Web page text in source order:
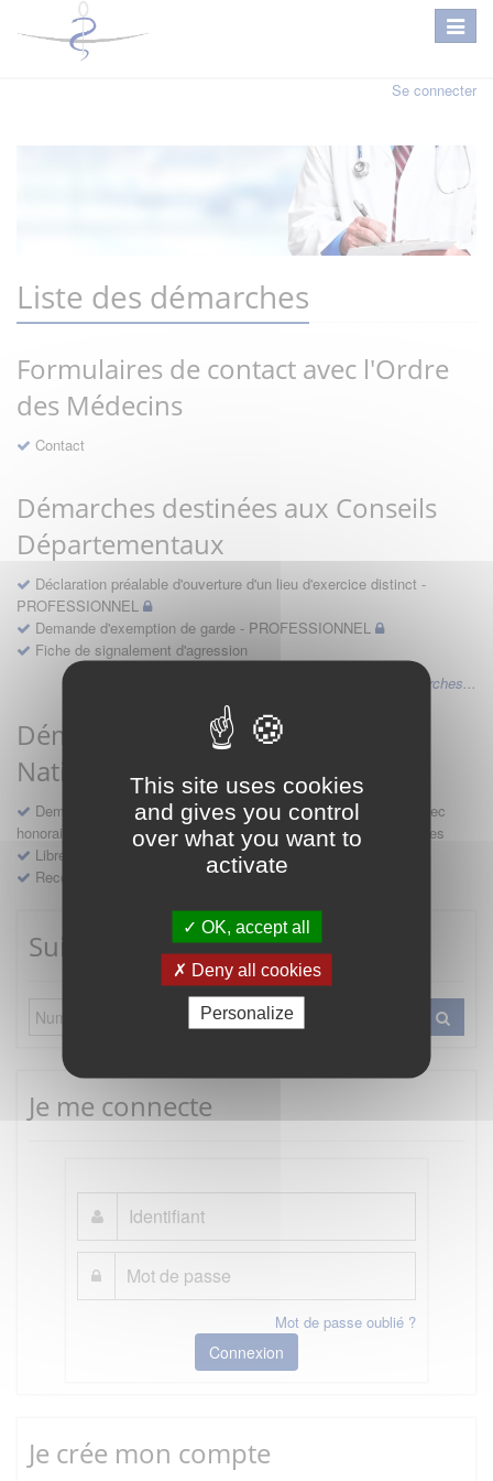
This site uses cookies
and gives you control
over what you want to
activate
OK, accept all
Deny all cookies
Personalize
Se connecter
Liste des démarches
Formulaires de contact avec l'Ordre
des Médecins
Contact
Démarches destinées aux Conseils
Départementaux
Déclaration préalable d'ouverture d'un lieu d'exercice distinct -
PROFESSIONNEL
Demande d'exemption de garde - PROFESSIONNEL
Fiche de signalement d'agression
Voir les autres démarches...
Démarches destinées au Conseil
National
Demande d'avis en hospitalité, en études, des conventions avec
honoraires et des demandes diverses formulées par les entreprises
Libre prestation de services
Recours
Suivre mes démarches
Je me connecte
Mot de passe oublié ?
Connexion
Je crée mon compte